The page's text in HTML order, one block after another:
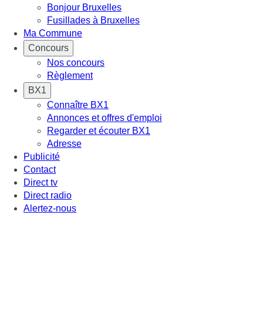
Bonjour Bruxelles
Fusillades à Bruxelles
Ma Commune
Concours
Nos concours
Règlement
BX1
Connaître BX1
Annonces et offres d'emploi
Regarder et écouter BX1
Adresse
Publicité
Contact
Direct tv
Direct radio
Alertez-nous